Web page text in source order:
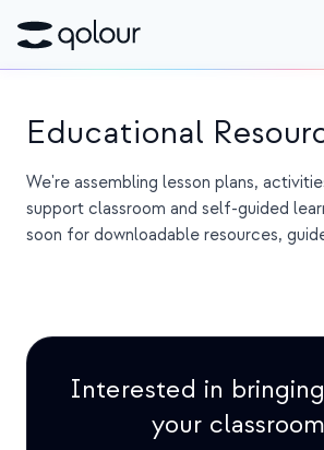
Reservar
Tienda
PARA
Niños y padres
Organizaciones
Educational
We're assembling lesson plans,
support classroom and self-guided
soon for downloadable resources,
Interested in
your